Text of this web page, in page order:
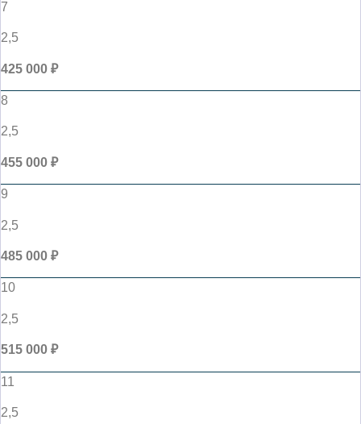
7
2,5
425 000 ₽
8
2,5
455 000 ₽
9
2,5
485 000 ₽
10
2,5
515 000 ₽
11
2,5